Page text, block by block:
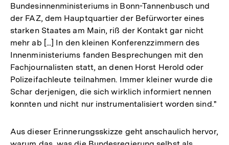
Bundesinnenministeriums in Bonn-Tannenbusch und
der FAZ, dem Hauptquartier der Befürworter eines
starken Staates am Main, riß der Kontakt gar nicht
mehr ab [...] In den kleinen Konferenzzimmern des
Innenministeriums fanden Besprechungen mit den
Fachjournalisten statt, an denen Horst Herold oder
Polizeifachleute teilnahmen. Immer kleiner wurde die
Schar derjenigen, die sich wirklich informiert nennen
konnten und nicht nur instrumentalisiert worden sind."
Aus dieser Erinnerungsskizze geht anschaulich hervor,